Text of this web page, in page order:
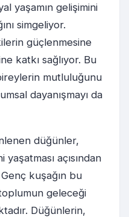
yaşamın gelişimini
simgeliyor.
güçlenmesine
katkı sağlıyor. Bu
mutluluğunu
dayanışmayı da
düğünler,
açısından
kuşağın bu
geleceği
Düğünlerin,